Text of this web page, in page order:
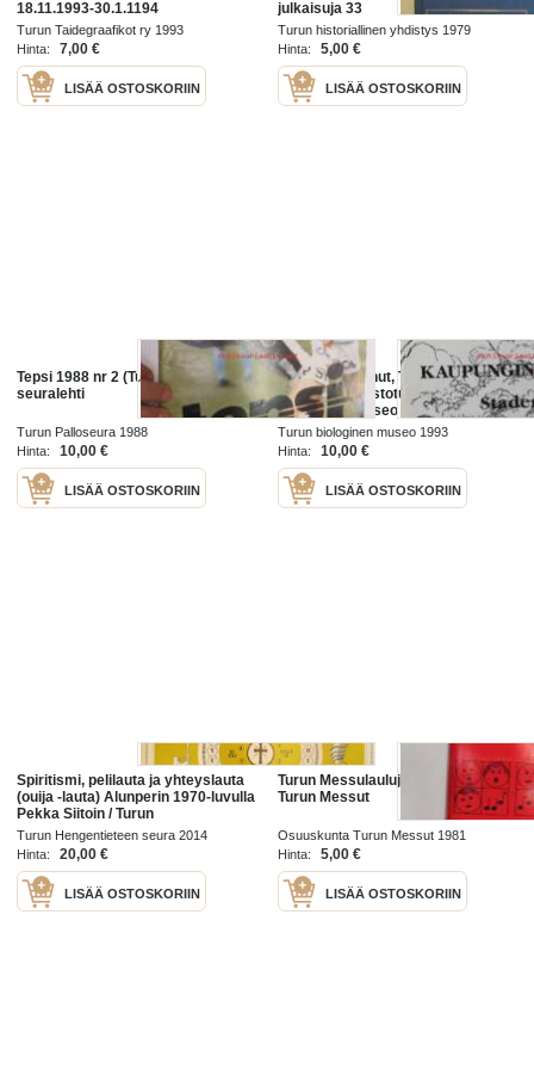
18.11.1993-30.1.1194
Turun Taidegraafikot ry 1993
Hinta:
7,00 €
LISÄÄ OSTOSKORIIN
julkaisuja 33
Turun historiallinen yhdistys 1979
Hinta:
5,00 €
LISÄÄ OSTOSKORIIN
Tepsi 1988 nr 2 (Turun Palloseura) -
seuralehti
Turun Palloseura 1988
Hinta:
10,00 €
LISÄÄ OSTOSKORIIN
Kaupungin linnut, Turun
kaupunkilinnustotutkimus, Turun
Biologinen Museo 26.10.1993-
31.5.1994 - Stadens fåglar,
Stadsfågelundersökningar i Åbo,
Biologiska
Turun biologinen museo 1993
Hinta:
10,00 €
LISÄÄ OSTOSKORIIN
Spiritismi, pelilauta ja yhteyslauta
(ouija -lauta) Alunperin 1970-luvulla
Pekka Siitoin / Turun
Hengentieteen Seura / Veronica
(Föreningen Veronica) julkaisema
Turun Hengentieteen seura 2014
Hinta:
20,00 €
LISÄÄ OSTOSKORIIN
Turun Messulauluja - Osuuskunta
Turun Messut
Osuuskunta Turun Messut 1981
Hinta:
5,00 €
LISÄÄ OSTOSKORIIN